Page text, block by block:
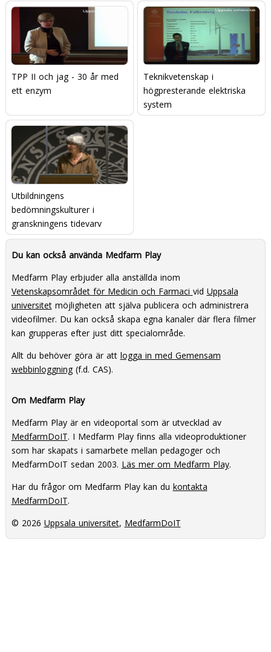
TPP II och jag - 30 år med
ett enzym
Teknikvetenskap i
högpresterande elektriska
system
Utbildningens
bedömningskulturer i
granskningens tidevarv
Du kan också använda Medfarm Play
Medfarm Play erbjuder alla anställda inom
Vetenskapsområdet för Medicin och Farmaci vid Uppsala
universitetmöjligheten att själva publicera och administrera
videofilmer. Du kan också skapa egna kanaler där flera filmer
kan grupperas efter just ditt specialområde.
Allt du behöver göra är att logga in med Gemensam
webbinloggning(f.d. CAS).
Om Medfarm Play
Medfarm Play är en videoportal som är utvecklad av
MedfarmDoIT. I Medfarm Play finns alla videoproduktioner
som har skapats i samarbete mellan pedagoger och
MedfarmDoIT sedan 2003. Läs mer om Medfarm Play.
Har du frågor om Medfarm Play kan du kontakta
MedfarmDoIT.
© 2026 Uppsala universitet, MedfarmDoIT